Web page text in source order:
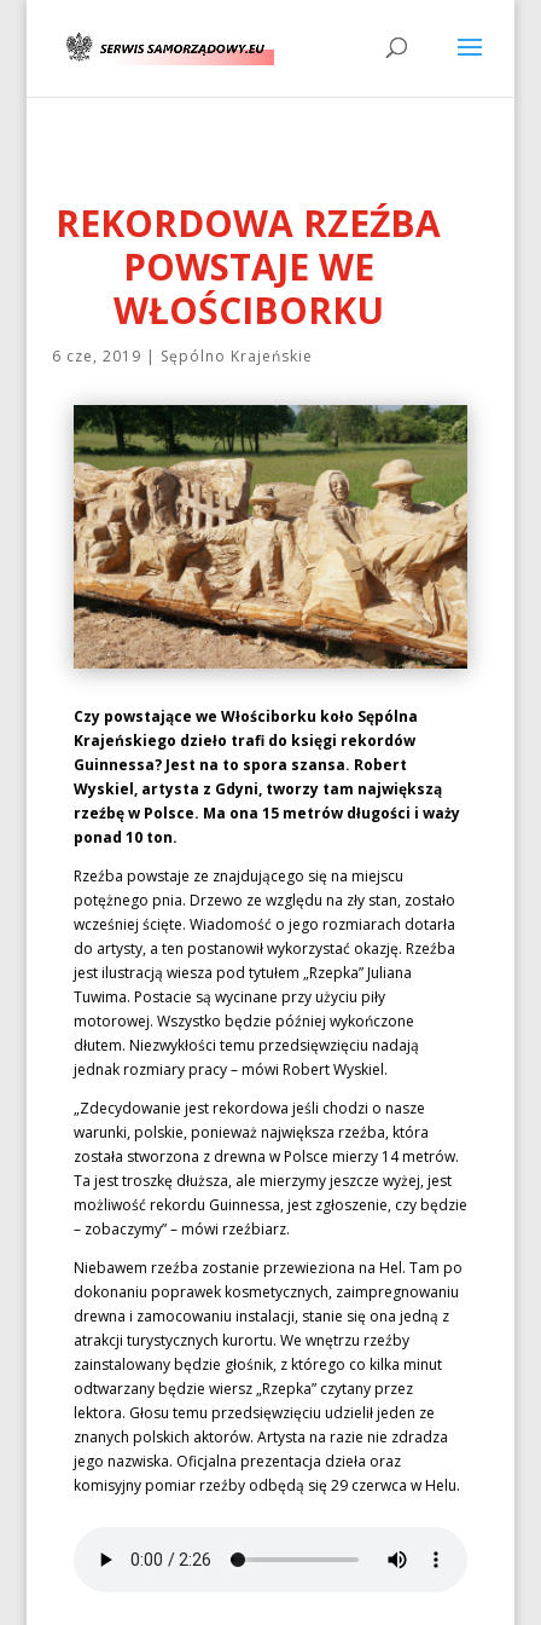
REKORDOWA RZEŹBA
POWSTAJE WE
WŁOŚCIBORKU
6 cze, 2019 | Sępólno Krajeńskie
Czy powstające we Włościborku koło Sępólna
Krajeńskiego dzieło trafi do księgi rekordów
Guinnessa? Jest na to spora szansa. Robert
Wyskiel, artysta z Gdyni, tworzy tam największą
rzeźbę w Polsce. Ma ona 15 metrów długości i waży
ponad 10 ton.
Rzeźba powstaje ze znajdującego się na miejscu
potężnego pnia. Drzewo ze względu na zły stan, zostało
wcześniej ścięte. Wiadomość o jego rozmiarach dotarła
do artysty, a ten postanowił wykorzystać okazję. Rzeźba
jest ilustracją wiesza pod tytułem „Rzepka” Juliana
Tuwima. Postacie są wycinane przy użyciu piły
motorowej. Wszystko będzie później wykończone
dłutem. Niezwykłości temu przedsięwzięciu nadają
jednak rozmiary pracy – mówi Robert Wyskiel.
„Zdecydowanie jest rekordowa jeśli chodzi o nasze
warunki, polskie, ponieważ największa rzeźba, która
została stworzona z drewna w Polsce mierzy 14 metrów.
Ta jest troszkę dłuższa, ale mierzymy jeszcze wyżej, jest
możliwość rekordu Guinnessa, jest zgłoszenie, czy będzie
– zobaczymy” – mówi rzeźbiarz.
Niebawem rzeźba zostanie przewieziona na Hel. Tam po
dokonaniu poprawek kosmetycznych, zaimpregnowaniu
drewna i zamocowaniu instalacji, stanie się ona jedną z
atrakcji turystycznych kurortu. We wnętrzu rzeźby
zainstalowany będzie głośnik, z którego co kilka minut
odtwarzany będzie wiersz „Rzepka” czytany przez
lektora. Głosu temu przedsięwzięciu udzielił jeden ze
znanych polskich aktorów. Artysta na razie nie zdradza
jego nazwiska. Oficjalna prezentacja dzieła oraz
komisyjny pomiar rzeźby odbędą się 29 czerwca w Helu.